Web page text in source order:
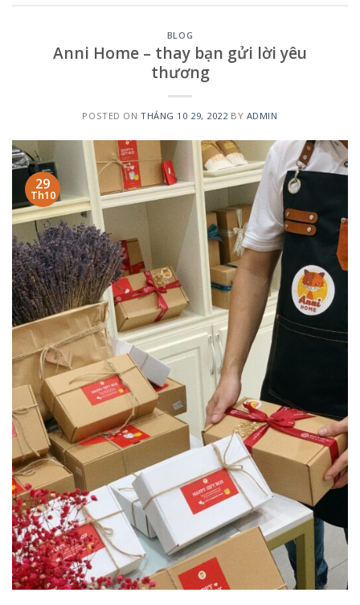
BLOG
Anni Home – thay bạn gửi lời yêu
thương
POSTED ON THÁNG 10 29, 2022BY ADMIN
29
Th10